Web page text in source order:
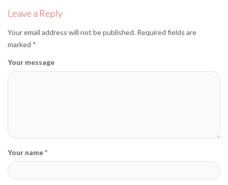
Leave a Reply
Your email address will not be published. Required fields are
marked *
Your message
Your name *